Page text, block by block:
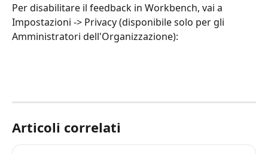
Per disabilitare il feedback in Workbench, vai a
Impostazioni -> Privacy (disponibile solo per gli
Amministratori dell'Organizzazione):
Articoli correlati